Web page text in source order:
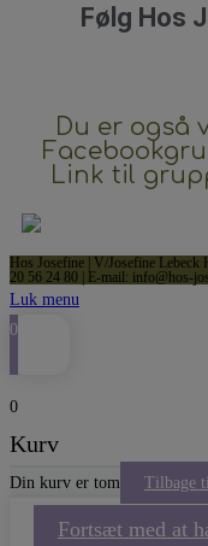
Følg Hos
Du er også
Link til
Hos Josefine | V/Josefine
20 56 24 80 | E-mail: info@hos-
Luk menu
0
0
Kurv
Din kurv er tom Tilbage
Fortsæt med at